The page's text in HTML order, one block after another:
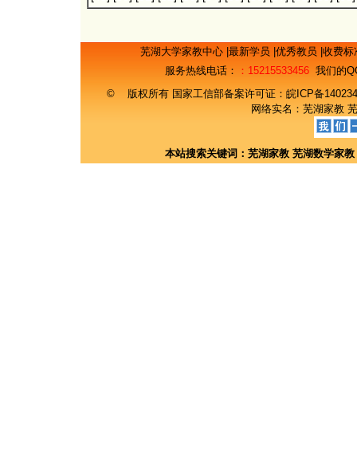
芜湖大学家教中心 最新学员 优秀教员 收费
服务热线电话：
：15215533456 我们的
© 版权所有 国家工信部备案许可证： 皖ICP备
网络实名： 芜湖家教
本站搜索关键词： 芜湖家教 芜湖数学家教